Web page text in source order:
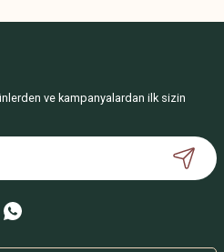
ederiz.
görüntülenemiyor.
bulunuyor.
olmalı.
ve kampanyalardan ilk sizin